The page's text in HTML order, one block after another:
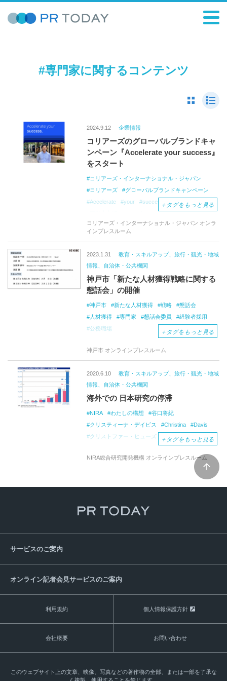
#専門家に関するコンテンツ
2024.9.12 企業情報
コリアーズのグローバルブランドキャ
ンペーン『Accelerate your success』
をスタート
コリアーズ・インターナショナル・ジャパン
コリアーズ
グローバルブランドキャンペーン
Accelerate
your success
物流
不動産市場
インダストリアルリーシング
専門家
＋ タグをもっと見る
コリアーズ・インターナショナル・ジャパン オンラ
インプレスルーム
2023.1.31
教育・スキルアップ、旅行・観光・地域
情報、自治体・公共機関
神戸市「新たな人材獲得戦略に関する
懇話会」の開催
神戸市 新たな人材獲得 戦略
懇話会
人材獲得
専門家 懇話会委員
経験者採用
公務職場
＋ タグをもっと見る
神戸市 オンラインプレスルーム
2020.6.10
教育・スキルアップ、旅行・観光・地域
情報、自治体・公共機関
海外での 日本研究の停滞
NIRA わたしの構想
谷口将紀
クリスティーナ・デイビス
Christina
Davis
クリストファー・ヒューズ
Christopher
ブルース・バートン
Bruce
Batten
日韓関係
日本政治
＋ タグをもっと見る
NIRA総合研究開発機構 オンラインプレスルーム
サービスのご案内
オンライン記者会見サービスのご案内
利用規約 個人情報保護方針
会社概要 お問い合わせ
このウェブサイト上の文章、映像、写真などの著作物の全部、または一部を了承な